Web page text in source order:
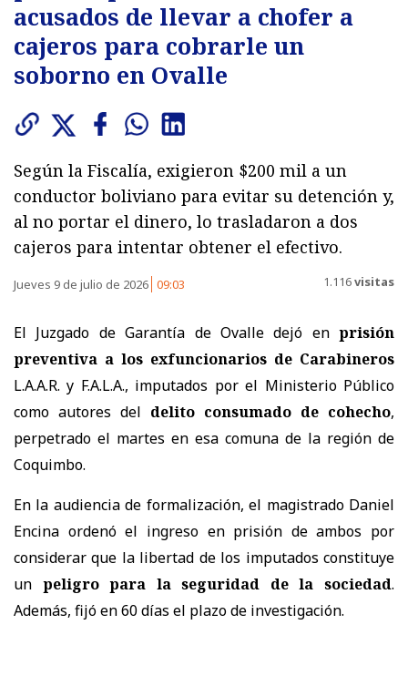
acusados de llevar a chofer a
cajeros para cobrarle un
soborno en Ovalle
Según la Fiscalía, exigieron $200 mil a un
conductor boliviano para evitar su detención y,
al no portar el dinero, lo trasladaron a dos
cajeros para intentar obtener el efectivo.
Jueves 9 de julio de 2026 09:03 1.116visitas
El Juzgado de Garantía de Ovalle dejó en prisión
preventiva a los exfuncionarios de Carabineros
L.A.A.R. y F.A.L.A., imputados por el Ministerio Público
como autores del delito consumado de cohecho,
perpetrado el martes en esa comuna de la región de
Coquimbo.
En la audiencia de formalización, el magistrado Daniel
Encina ordenó el ingreso en prisión de ambos por
considerar que la libertad de los imputados constituye
un peligro para la seguridad de la sociedad.
Además, fijó en 60 días el plazo de investigación.